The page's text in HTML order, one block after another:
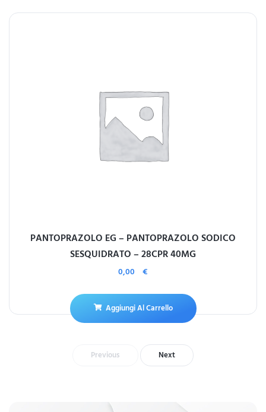
PANTOPRAZOLO EG – PANTOPRAZOLO SODICO
SESQUIDRATO – 28CPR 40MG
0,00 €
Aggiungi Al Carrello
Previous Next